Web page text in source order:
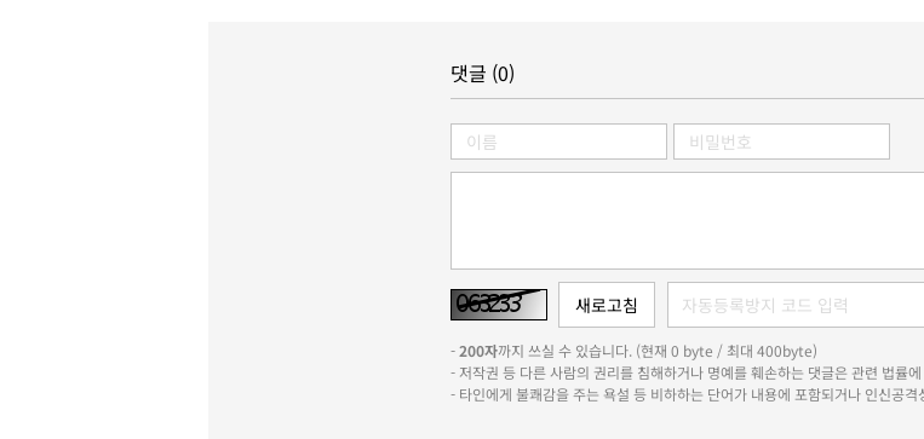
댓글 (0)
-200자까지 쓰실 수 있습니다. (현재 0 byte / 최대 400byte)
- 저작권 등 다른 사람의 권리를 침해하거나 명예를 훼손하는 댓글은 관련 법률
- 타인에게 불쾌감을 주는 욕설 등 비하하는 단어가 내용에 포함되거나 인신공